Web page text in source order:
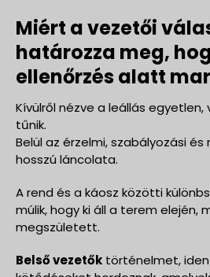
Miért a vezetői
határozza meg,
ellenőrzés alatt
Kívülről nézve a leállás
tűnik.
Belül az érzelmi, szabályozási
hosszú láncolata.
A rend és a káosz közötti
múlik, hogy ki áll a terem elején,
megszületett.
Belső vezetők történelmet,